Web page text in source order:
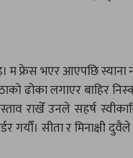
फ्रेस भएर आएपछि स्याना
ढोका लगाएर बाहिर
राखेँ उनले सहर्ष
गर्यौं। सीता र मिनाक्षी